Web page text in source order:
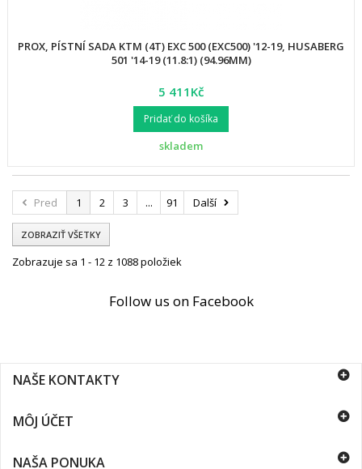
PROX, PÍSTNÍ SADA KTM (4T) EXC 500 (EXC500) '12-19, HUSABERG
501 '14-19 (11.8:1) (94.96MM)
5 411Kč
Pridať do košíka
skladem
Pred 1 2 3 ... 91 Další
ZOBRAZIŤ VŠETKY
Zobrazuje sa 1 - 12 z 1088 položiek
Follow us on Facebook
NAŠE KONTAKTY
MÔJ ÚČET
NAŠA PONUKA